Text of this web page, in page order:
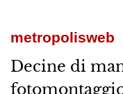
metropolisweb
Decine di